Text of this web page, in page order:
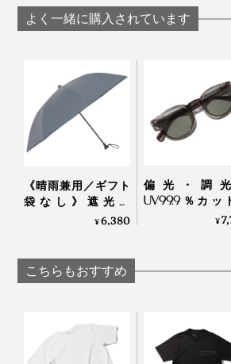
一枚着としてはもちろん、ジャケ
て、二の腕もさりげなくカバーして
脱ぎ着を躊躇しなくてすみます。
Salari
よく一緒に購入されています
《晴雨兼用／ギフト
袋なし》遮光率
100％、折り畳まな
¥6,380
偏光・調光
UV99.9％カッ
「おしゃれグラ
¥
こちらもおすすめ